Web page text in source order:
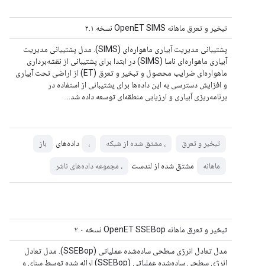
تبخیر و تعرق ماهانه OpenET SIMS نسخه ۲.۱
پشتیبانی مدیریت آبیاری ماهواره‌ای (SIMS). مدل پشتیبانی مدیریت
آبیاری ماهواره‌ای ناسا (SIMS) در ابتدا برای پشتیبانی از نقشه‌برداری
ماهواره‌ای ضرایب محصول و تبخیر و تعرق (ET) از اراضی تحت آبیاری
و افزایش دسترسی به این داده‌ها برای پشتیبانی از استفاده در
برنامه‌ریزی آبیاری و ارزیابی منطقه‌ای توسعه داده شد…
تبخیر و تعرق ، مشتق شده از شبکه ، داده‌های باز
ماهانه مشتق شده از لندست ، مجموعه داده‌های ناشر
تبخیر و تعرق ماهانه OpenET SSEBop نسخه ۲.۰
مدل تعادل انرژی سطحی ساده‌شده عملیاتی (SSEBop). مدل تعادل
انرژی سطحی ساده‌شده عملیاتی (SSEBop) ارائه شده توسط سنای و